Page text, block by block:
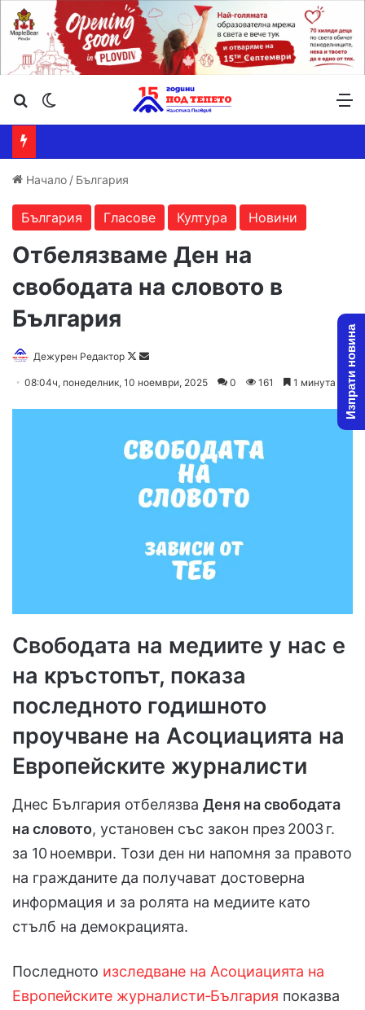
Търсене ...
Начало / България
България Гласове Култура Новини
Отбелязваме Ден на
свободата на словото в
България
Дежурен Редактор
Follow
Send
08:04ч, понеделник, 10 ноември, 2025 0 161 1 минута
Свободата на медиите у нас е
на кръстопът, показа
последното годишното
проучване на Асоциацията на
Европейските журналисти
Днес България отбелязва Деня на свободата
на словото, установен със закон през 2003 г.
за 10 ноември. Този ден ни напомня за правото
на гражданите да получават достоверна
информация и за ролята на медиите като
стълб на демокрацията.
Последното изследване на Асоциацията на
Европейските журналисти‑България показва
Изпрати новина